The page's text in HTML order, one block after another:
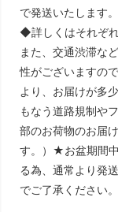
で発送いたします。
◆詳しくはそれぞ
また、交通渋滞な
性がございますの
より、お届けが多
もなう道路規制や
部のお荷物のお届
す。）★お盆期間
る為、通常より発
でご了承ください。